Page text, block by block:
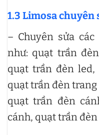
1.3 Limosa chuyên
– Chuyên sửa
như: quạt trần
quạt trần đèn
quạt trần đèn
quạt trần đèn
cánh, quạt trần đèn